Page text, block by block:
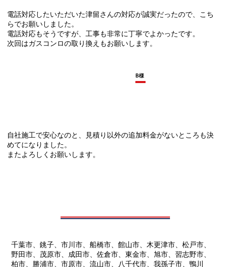
電話対応したいただいた津留さんの対応が誠実だったので、こち
らでお願いしました。
電話対応もそうですが、工事も非常に丁寧でよかったです。
次回はガスコンロの取り換えもお願いします。
自社施工で安心なのと、見積り以外の追加料金がないところも決
めてになりました。
またよろしくお願いします。
B様
千葉市、銚子、市川市、船橋市、館山市、木更津市、松戸市、
野田市、茂原市、成田市、佐倉市、東金市、旭市、習志野市、
柏市、勝浦市、市原市、流山市、八千代市、我孫子市、鴨川